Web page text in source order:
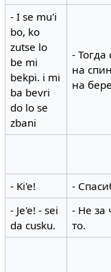
- I se mu'i
bo, ko
zutse lo
be mi
bekpi. i mi
ba bevri
do lo se
zbani
- Тогда
на
на
- Ki'e!
-
- Je'e! - sei
da cusku.
- Не за
то.